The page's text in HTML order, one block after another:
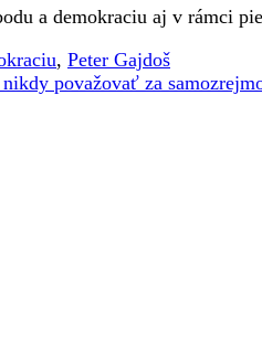
a demokraciu aj v rámci
, Peter Gajdoš
považovať za